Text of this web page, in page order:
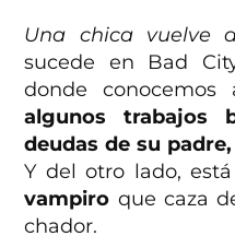
Una chica vuelve
sucede en Bad
donde conocemos
algunos trabajos
deudas de su
Y del otro lado,
vampiro que caza
chador.